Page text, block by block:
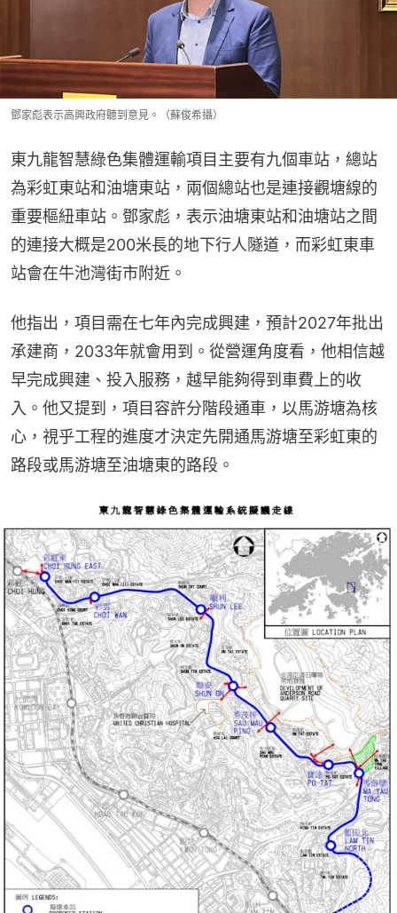
鄧家彪表示高興政府聽到意見。（蘇俊希攝）
東九龍智慧綠色集體運輸項目主要有九個車站，總站
為彩虹東站和油塘東站，兩個總站也是連接觀塘線的
重要樞紐車站。鄧家彪，表示油塘東站和油塘站之間
的連接大概是200米長的地下行人隧道，而彩虹東車
站會在牛池灣街市附近。
他指出，項目需在七年內完成興建，預計2027年批出
承建商，2033年就會用到。從營運角度看，他相信越
早完成興建、投入服務，越早能夠得到車費上的收
入。他又提到，項目容許分階段通車，以馬游塘為核
心，視乎工程的進度才決定先開通馬游塘至彩虹東的
路段或馬游塘至油塘東的路段。